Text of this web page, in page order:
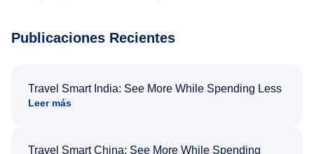
Publicaciones Recientes
Travel Smart India: See More While Spending Less
Leer más
Travel Smart China: See More While Spending